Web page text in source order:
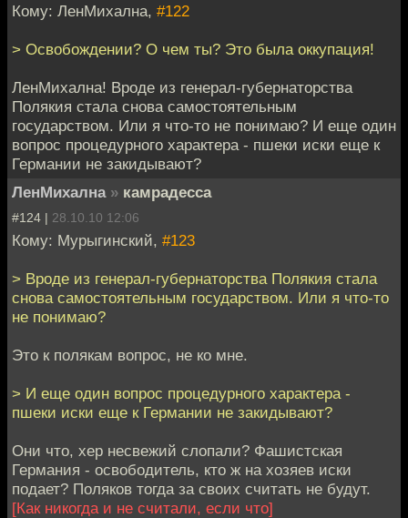
Кому: ЛенМихална, #122
> Освобождении? О чем ты? Это была оккупация!
ЛенМихална! Вроде из генерал-губернаторства
Полякия стала снова самостоятельным
государством. Или я что-то не понимаю? И еще один
вопрос процедурного характера - пшеки иски еще к
Германии не закидывают?
ЛенМихална » камрадесса
#124 | 28.10.10 12:06
Кому: Мурыгинский, #123
> Вроде из генерал-губернаторства Полякия стала
снова самостоятельным государством. Или я что-то
не понимаю?
Это к полякам вопрос, не ко мне.
> И еще один вопрос процедурного характера -
пшеки иски еще к Германии не закидывают?
Они что, хер несвежий слопали? Фашистская
Германия - освободитель, кто ж на хозяев иски
подает? Поляков тогда за своих считать не будут.
[Как никогда и не считали, если что]